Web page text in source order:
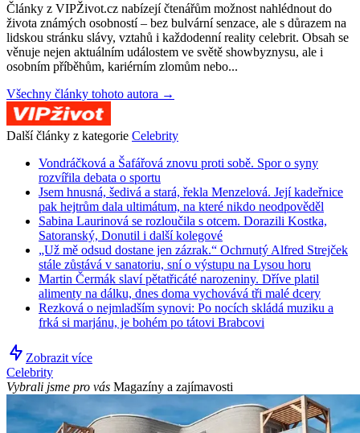
Články z VIPŽivot.cz nabízejí čtenářům možnost nahlédnout do
života známých osobností – bez bulvární senzace, ale s důrazem na
lidskou stránku slávy, vztahů i každodenní reality celebrit. Obsah se
věnuje nejen aktuálním událostem ve světě showbyznysu, ale i
osobním příběhům, kariérním zlomům nebo...
Všechny články tohoto autora →
Další články z kategorie Celebrity
Vondráčková a Šafářová znovu proti sobě. Spor o syny
rozvířila debata o sportu
Jsem hnusná, šedivá a stará, řekla Menzelová. Její kadeřnice
pak hejtrům dala ultimátum, na které nikdo neodpověděl
Sabina Laurinová se rozloučila s otcem. Dorazili Kostka,
Satoranský, Donutil i další kolegové
„Už mě odsud dostane jen zázrak.“ Ochrnutý Alfred Strejček
stále zůstává v sanatoriu, sní o výstupu na Lysou horu
Martin Čermák slaví pětatřicáté narozeniny. Dříve platil
alimenty na dálku, dnes doma vychovává tři malé dcery
Rezková o nejmladším synovi: Po nocích skládá muziku a
frká si marjánu, je bohém po tátovi Brabcovi
Zobrazit více
Celebrity
Vybrali jsme pro vás Magazíny a zajímavosti